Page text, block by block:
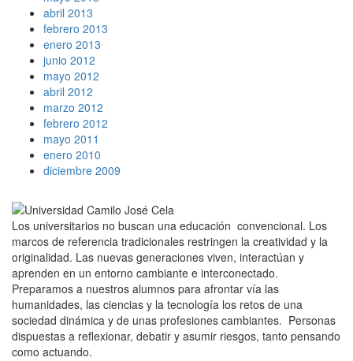
abril 2013
febrero 2013
enero 2013
junio 2012
mayo 2012
abril 2012
marzo 2012
febrero 2012
mayo 2011
enero 2010
diciembre 2009
Los universitarios no buscan una educación convencional. Los
marcos de referencia tradicionales restringen la creatividad y la
originalidad. Las nuevas generaciones viven, interactúan y
aprenden en un entorno cambiante e interconectado.
Preparamos a nuestros alumnos para afrontar vía las
humanidades, las ciencias y la tecnología los retos de una
sociedad dinámica y de unas profesiones cambiantes. Personas
dispuestas a reflexionar, debatir y asumir riesgos, tanto pensando
como actuando.